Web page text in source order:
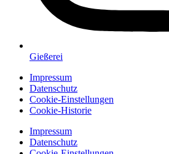
Gießerei
Impressum
Datenschutz
Cookie-Einstellungen
Cookie-Historie
Impressum
Datenschutz